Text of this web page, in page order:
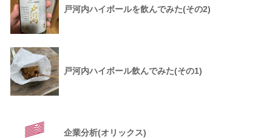
戸河内ハイボールを飲んでみた(その2)
戸河内ハイボール飲んでみた(その1)
企業分析(オリックス)